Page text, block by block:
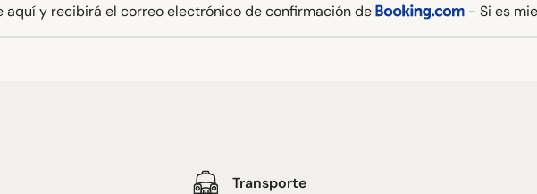
aquí y recibirá el correo electrónico de confirmación de - Si es
Transporte